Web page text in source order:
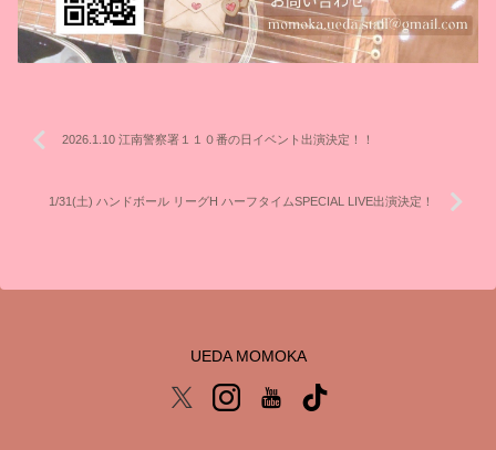
2026.1.10 江南警察署１１０番の日イベント出演決定！！
1/31(土) ハンドボール リーグH ハーフタイムSPECIAL LIVE出演決定！
UEDA MOMOKA